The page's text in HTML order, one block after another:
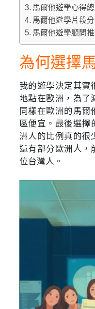
馬爾他遊學心得
馬爾他遊學片段
馬爾他遊學顧問
為何選擇
我的遊學決定其實
地點在歐洲，為了
同樣在歐洲的馬爾
區便宜。最後選擇
洲人的比例真的很
還有部分歐洲人，
位台灣人。